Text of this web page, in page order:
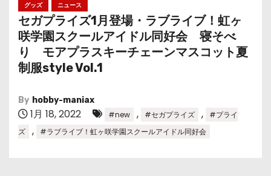
グッズ ニュース
セガプライズ1月登場・ラブライブ！虹ヶ
咲学園スクールアイドル同好会 寝そべ
り モアプラスキーチェーンマスコット夏
制服style Vol.1
By hobby-maniax
1月 18, 2022 #new , #セガプライズ ,
#プライ
ズ
, #ラブライブ！虹ヶ咲学園スクールアイドル同好会